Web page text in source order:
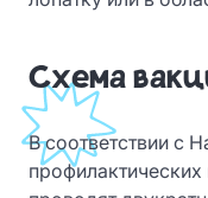
Схема
В соответствии с